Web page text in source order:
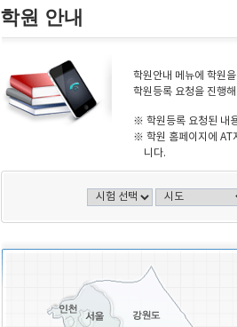
학원 안내
학원안내 메뉴에 학원
학원등록 요청을 진행
※ 학원등록 요청된 내
※ 학원 홈페이지에 AT
니다.